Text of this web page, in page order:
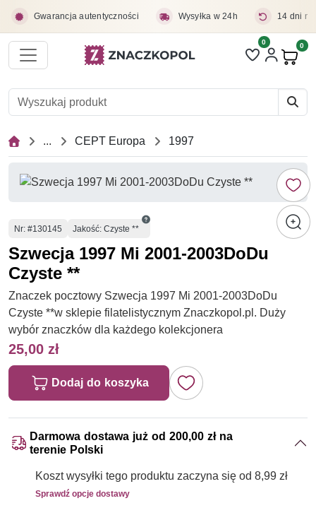
Gwarancja autentyczności Wysyłka w 24h 14 dni
Liczba pozycji
0 0
... CEPT Europa 1997
Numer
Nr: #130145 Jakość: Czyste **
Szwecja 1997 Mi 2001-2003DoDu
Czyste **
Znaczek pocztowy Szwecja 1997 Mi 2001-2003DoDu
Czyste **w sklepie filatelistycznym Znaczkopol.pl. Duży
wybór znaczków dla każdego kolekcjonera
25,00 zł
Dodaj do koszyka
Darmowa dostawa już od 200,00 zł na
terenie Polski
Koszt wysyłki tego produktu zaczyna się od 8,99 zł
Sprawdź opcje dostawy